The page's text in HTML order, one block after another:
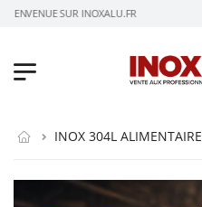
BIENVENUE SUR INOXALU.FR
INOX 304L ALIMENTAIRE